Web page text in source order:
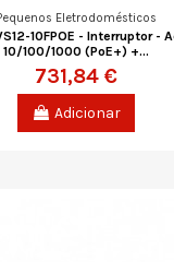
Eletrodomésticos
10FPOE - Interruptor -
10/100/1000 (PoE+) +...
731,84 €
Adicionar